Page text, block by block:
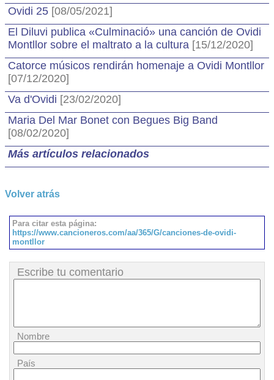
Ovidi 25 [08/05/2021]
El Diluvi publica «Culminació» una canción de Ovidi
Montllor sobre el maltrato a la cultura [15/12/2020]
Catorce músicos rendirán homenaje a Ovidi Montllor
[07/12/2020]
Va d'Ovidi [23/02/2020]
Maria Del Mar Bonet con Begues Big Band
[08/02/2020]
Más artículos relacionados
Volver atrás
Para citar esta página:
https://www.cancioneros.com/aa/365/G/canciones-de-ovidi-
montllor
Escribe tu comentario
Nombre
País